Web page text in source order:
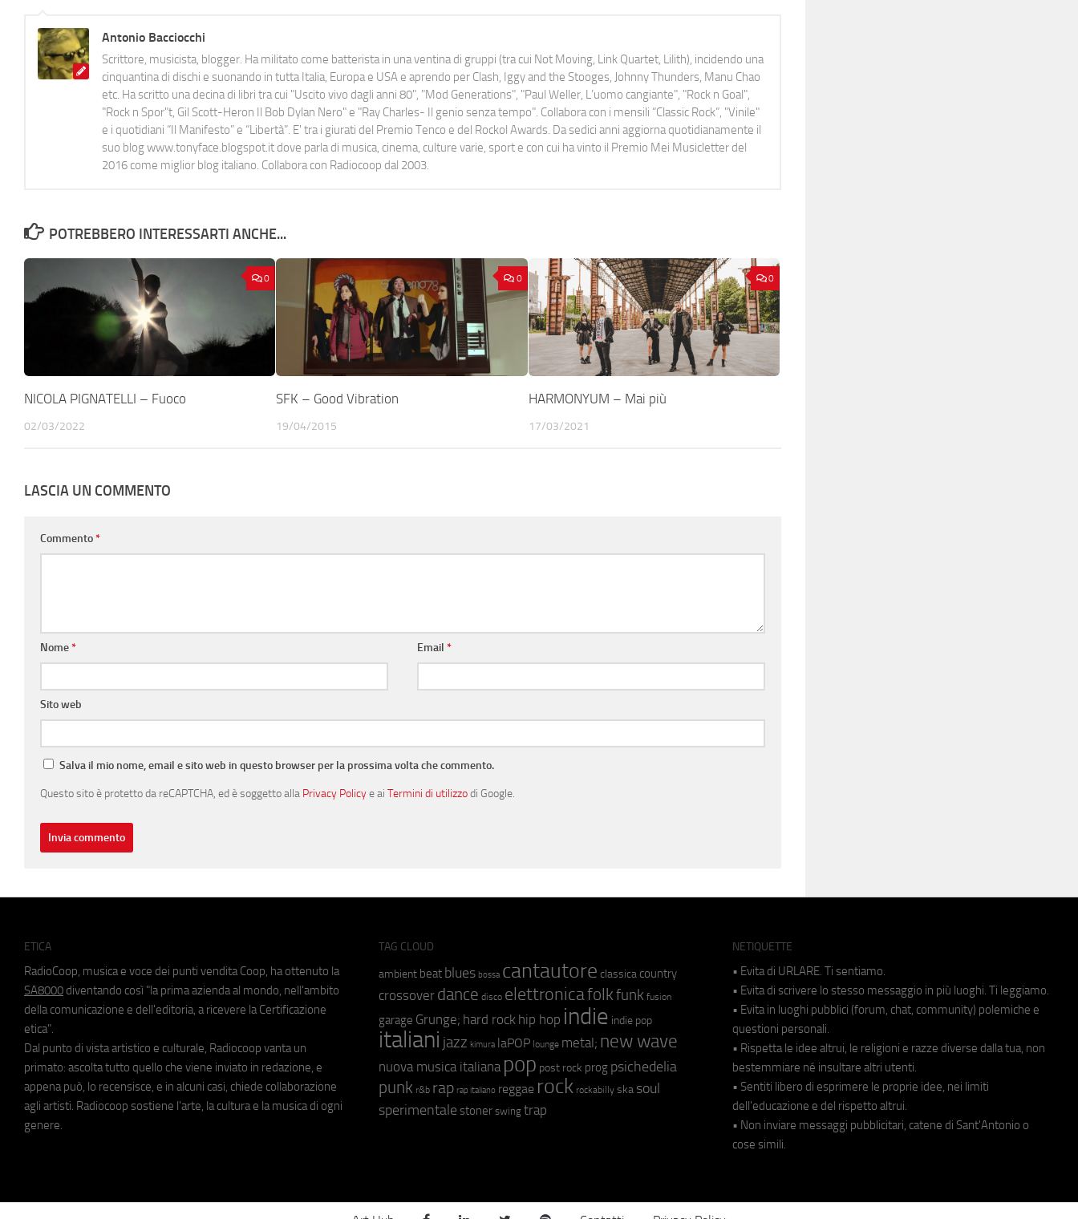
Antonio Bacciocchi
Scrittore, musicista, blogger. Ha militato come batterista in una ventina di gruppi (tra cui Not Moving, Link Quartet, Lilith), incidendo una
cinquantina di dischi e suonando in tutta Italia, Europa e USA e aprendo per Clash, Iggy and the Stooges, Johnny Thunders, Manu Chao
etc. Ha scritto una decina di libri tra cui "Uscito vivo dagli anni 80", "Mod Generations", "Paul Weller, L’uomo cangiante", "Rock n Goal",
"Rock n Spor"t, Gil Scott-Heron Il Bob Dylan Nero" e "Ray Charles- Il genio senza tempo". Collabora con i mensili “Classic Rock”, "Vinile"
e i quotidiani “Il Manifesto” e “Libertà”. E' tra i giurati del Premio Tenco e del Rockol Awards. Da sedici anni aggiorna quotidianamente il
suo blog www.tonyface.blogspot.it dove parla di musica, cinema, culture varie, sport e con cui ha vinto il Premio Mei Musicletter del
2016 come miglior blog italiano. Collabora con Radiocoop dal 2003.
POTREBBERO INTERESSARTI ANCHE...
0
NICOLA PIGNATELLI – Fuoco
02/03/2022
0
SFK – Good Vibration
19/04/2015
0
HARMONYUM – Mai più
17/03/2021
LASCIA UN COMMENTO
Commento*
Nome* Email*
Sito web
Salva il mio nome, email e sito web in questo browser per la prossima volta che commento.
Questo sito è protetto da reCAPTCHA, ed è soggetto alla Privacy Policye ai Termini di utilizzodi Google.
ETICA
RadioCoop, musica e voce dei punti vendita Coop, ha ottenuto la
SA8000 diventando così "la prima azienda al mondo, nell'ambito
della comunicazione e dell'editoria, a ricevere la Certificazione
etica".
Dal punto di vista artistico e culturale, Radiocoop vanta un
primato: ascolta tutto quello che viene inviato in redazione, e
appena può, lo recensisce, e in alcuni casi, chiede collaborazione
agli artisti. Radiocoop sostiene l'arte, la cultura e la musica di ogni
genere.
TAG CLOUD
ambient beat blues bossa cantautore classica country
crossover dance disco elettronicafolkfunk fusion
garage Grunge; hard rock hip hop indie indie pop
italiani jazz kimura laPOP lounge metal; new wave
nuova musica italiana pop post rock prog psichedelia
punk r&b rap rap italiano reggae rock rockabilly ska soul
sperimentale stoner swing trap
NETIQUETTE
• Evita di URLARE. Ti sentiamo.
• Evita di scrivere lo stesso messaggio in più luoghi. Ti leggiamo.
• Evita in luoghi pubblici (forum, chat, community) polemiche e
questioni personali.
• Rispetta le idee altrui, le religioni e razze diverse dalla tua, non
bestemmiare né insultare altri utenti.
• Sentiti libero di esprimere le proprie idee, nei limiti
dell'educazione e del rispetto altrui.
• Non inviare messaggi pubblicitari, catene di Sant'Antonio o
cose simili.